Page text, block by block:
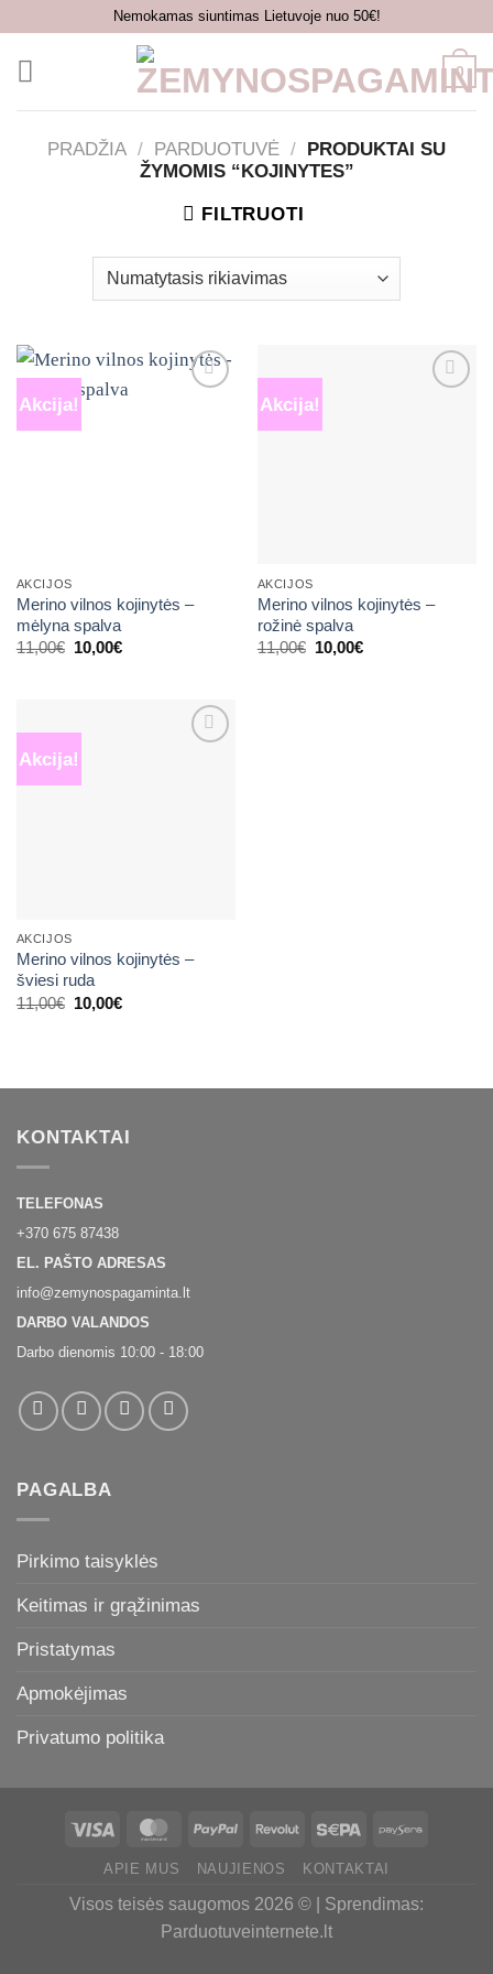
Nemokamas siuntimas Lietuvoje nuo 50€!
0
PRADŽIA / PARDUOTUVĖ / PRODUKTAI SU
ŽYMOMIS “KOJINYTES”
FILTRUOTI
Akcija!
AKCIJOS
Merino vilnos kojinytės –
mėlyna spalva
11,00€ Original
10,00€Current
Akcija!
AKCIJOS
Merino vilnos kojinytės –
rožinė spalva
11,00€ Original
10,00€Current
Akcija!
AKCIJOS
Merino vilnos kojinytės –
šviesi ruda
11,00€ Original
10,00€Current
KONTAKTAI
TELEFONAS
+370 675 87438
EL. PAŠTO ADRESAS
info@zemynospagaminta.lt
DARBO VALANDOS
Darbo dienomis 10:00 - 18:00
PAGALBA
Pirkimo taisyklės
Keitimas ir grąžinimas
Pristatymas
Apmokėjimas
Privatumo politika
APIE MUS NAUJIENOS KONTAKTAI
Visos teisės saugomos 2026 © | Sprendimas:
Parduotuveinternete.lt